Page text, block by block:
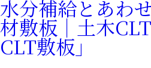
ー
CLT
敷
板」
木
材
敷
板
枚
導
入
さ
水分補給とあわ
材敷板｜土木
CLT敷板」